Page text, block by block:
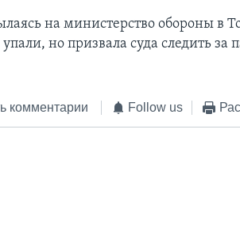
на министерство обороны в
упали, но призвала суда следить
комментарии Follow us